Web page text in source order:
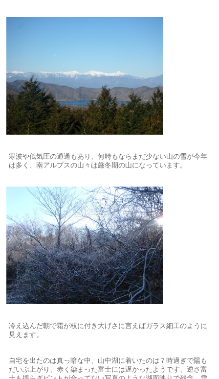
寒波や低気圧の通過もあり、何時もならまだ少ない山の雪が今年
は多く、南アルプスの山々は厳冬期の山になっています。
冷え込んだ朝で霜が枝に付き大げさに言えばガラス細工のように
見えます。
自宅を出たのは真っ暗な中、山中湖に着いたのは７時過ぎで陽も
だいぶ上がり、赤く染まった富士には遅かったようです、逆さ富